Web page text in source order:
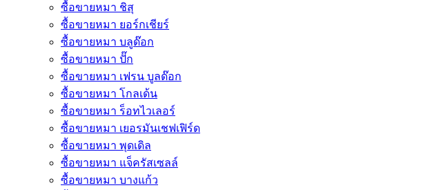
ซื้อขายหมา ชิสุ
ซื้อขายหมา ยอร์กเชียร์
ซื้อขายหมา บลูด๊อก
ซื้อขายหมา ปั๊ก
ซื้อขายหมา เฟรน บูลด๊อก
ซื้อขายหมา โกลเด้น
ซื้อขายหมา ร็อทไวเลอร์
ซื้อขายหมา เยอรมันเชฟเฟิร์ด
ซื้อขายหมา พุดเดิล
ซื้อขายหมา แจ็ครัสเซลล์
ซื้อขายหมา บางแก้ว